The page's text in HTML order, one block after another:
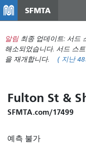
SFMTA
알림 최종 업데이트: 서드
해소되었습니다. 서드 스
을 재개합니다.
( 지난
Fulton St &
SFMTA.com/17499
예측 불가